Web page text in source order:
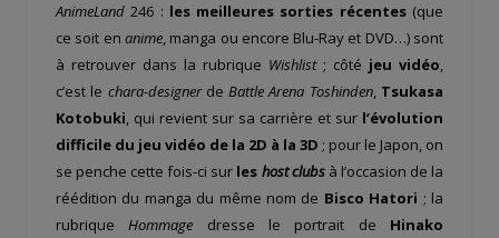
AnimeLand246 : les meilleures sorties récentes(que
ce soit en anime, manga ou encore Blu-Ray et DVD…) sont
à retrouver dans la rubrique Wishlist; côté jeu vidéo,
c’est le chara-designer deBattle Arena Toshinden, Tsukasa
Kotobuki, qui revient sur sa carrière et sur l’évolution
difficile du jeu vidéo de la 2D à la 3D ; pour le Japon, on
se penche cette fois-ci sur les host clubsà l’occasion de la
réédition du manga du même nom de Bisco Hatori ; la
rubriqueHommage dresse le portrait de Hinako